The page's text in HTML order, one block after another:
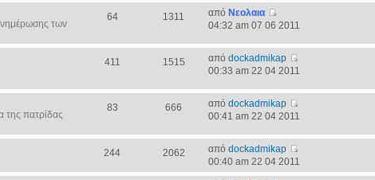
των
64 1311 από Νεολαια
04:32 am 07 06 2011
411 1515 απόdockadmikap
00:33 am 22 04 2011
της πατρίδας
83 666 απόdockadmikap
00:41 am 22 04 2011
244 2062 απόdockadmikap
00:40 am 22 04 2011